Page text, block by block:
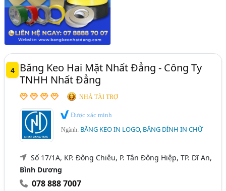
4
Băng Keo Hai Mặt Nhất Đẳng - Công Ty
TNHH Nhất Đẳng
NHÀ TÀI TRỢ
Được xác minh
Ngành: BĂNG KEO IN LOGO, BĂNG DÍNH IN CHỮ
Số 17/1A, KP. Đông Chiêu, P. Tân Đông Hiệp, TP. Dĩ An,
Bình Dương
078 888 7007